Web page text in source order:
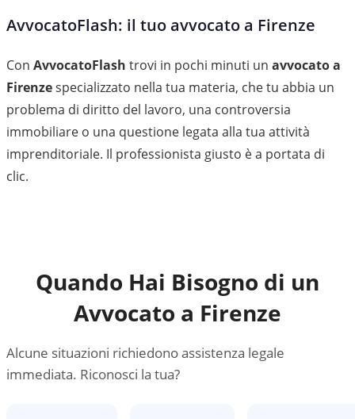
AvvocatoFlash: il tuo avvocato a Firenze
Con AvvocatoFlash trovi in pochi minuti un avvocato a
Firenzespecializzato nella tua materia, che tu abbia un
problema di diritto del lavoro, una controversia
immobiliare o una questione legata alla tua attività
imprenditoriale. Il professionista giusto è a portata di
clic.
Quando Hai Bisogno di un
Avvocato a Firenze
Alcune situazioni richiedono assistenza legale
immediata. Riconosci la tua?